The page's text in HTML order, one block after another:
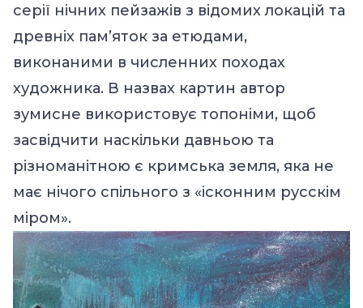
серії нічних пейзажів з відомих локацій та
древніх пам’яток за етюдами,
виконаними в численних походах
художника. В назвах картин автор
зумисне використовує топоніми, щоб
засвідчити наскільки давньою та
різноманітною є кримська земля, яка не
має нічого спільного з «ісконним русскім
міром».